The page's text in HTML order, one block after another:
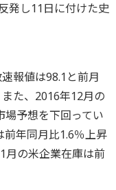
発し11日に付けた史
報値は98.1と前月
た、2016年12月の
場予想を下回ってい
前年同月比1.6％上昇
月の米企業在庫は前